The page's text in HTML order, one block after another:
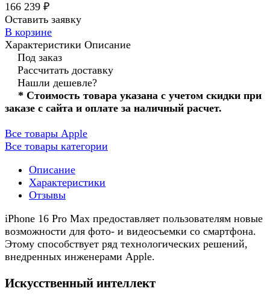
166 239 ₽
Оставить заявку
В корзине
Характеристики Описание
Под заказ
Рассчитать доставку
Нашли дешевле?
* Стоимость товара указана с учетом скидки при
заказе с сайта и оплате за наличный расчет.
Все товары Apple
Все товары категории
Описание
Характеристики
Отзывы
iPhone 16 Pro Max предоставляет пользователям новые
возможности для фото- и видеосъемки со смартфона.
Этому способствует ряд технологических решений,
внедренных инженерами Apple.
Искусственный интеллект